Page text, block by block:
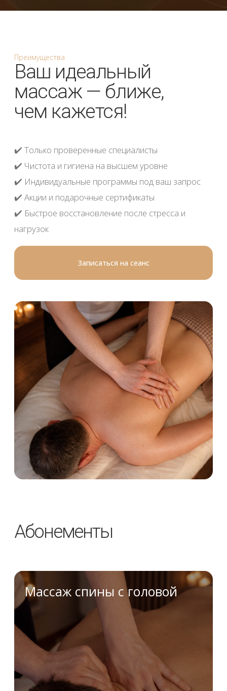
✔️ Только проверенные специалисты
✔️ Быстрое восстановление после стресса и
нагрузок
Записаться на сеанс
Купить
Стоимость
31 500 ₽
35 000 ₽
Массаж спины с головой
10 сеансов
Купить
Стоимость
31 500 ₽
35 000 ₽ 10 сеансов
расслабляющий
массаж всего тела
Абонементы